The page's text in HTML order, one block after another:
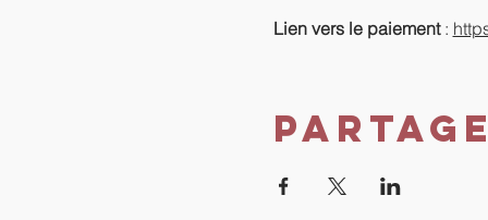
Lien vers le paiement :